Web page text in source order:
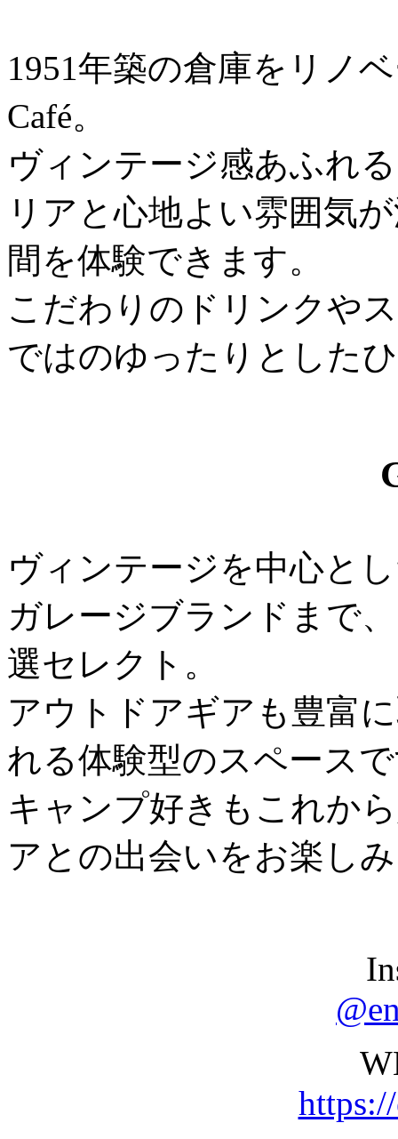
1951年築の倉庫をリノ
Café。
ヴィンテージ感あふれ
リアと心地よい雰囲気
間を体験できます。
こだわりのドリンクや
ではのゆったりとした
ヴィンテージを中心と
ガレージブランドまで
選セレクト。
アウトドアギアも豊富
れる体験型のスペース
キャンプ好きもこれか
アとの出会いをお楽し